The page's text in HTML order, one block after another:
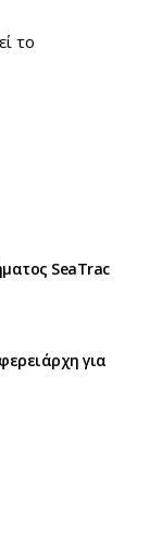
το
SeaTrac
για